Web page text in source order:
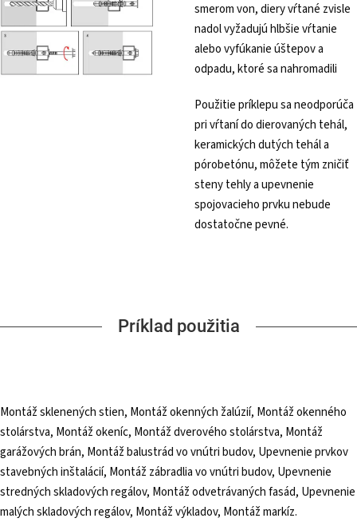
smerom von, diery vŕtané zvisle
nadol vyžadujú hlbšie vŕtanie
alebo vyfúkanie úštepov a
odpadu, ktoré sa nahromadili
Použitie príklepu sa neodporúča
pri vŕtaní do dierovaných tehál,
keramických dutých tehál a
pórobetónu, môžete tým zničiť
steny tehly a upevnenie
spojovacieho prvku nebude
dostatočne pevné.
Príklad použitia
Montáž sklenených stien, Montáž okenných žalúzií, Montáž okenného
stolárstva, Montáž okeníc, Montáž dverového stolárstva, Montáž
garážových brán, Montáž balustrád vo vnútri budov, Upevnenie prvkov
stavebných inštalácií, Montáž zábradlia vo vnútri budov, Upevnenie
stredných skladových regálov, Montáž odvetrávaných fasád, Upevnenie
malých skladových regálov, Montáž výkladov, Montáž markíz.